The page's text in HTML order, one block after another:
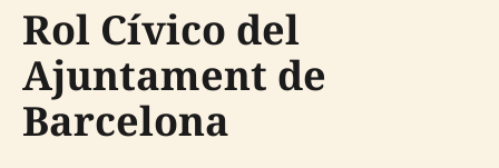
Rol Cívico del
Ajuntament de
Barcelona